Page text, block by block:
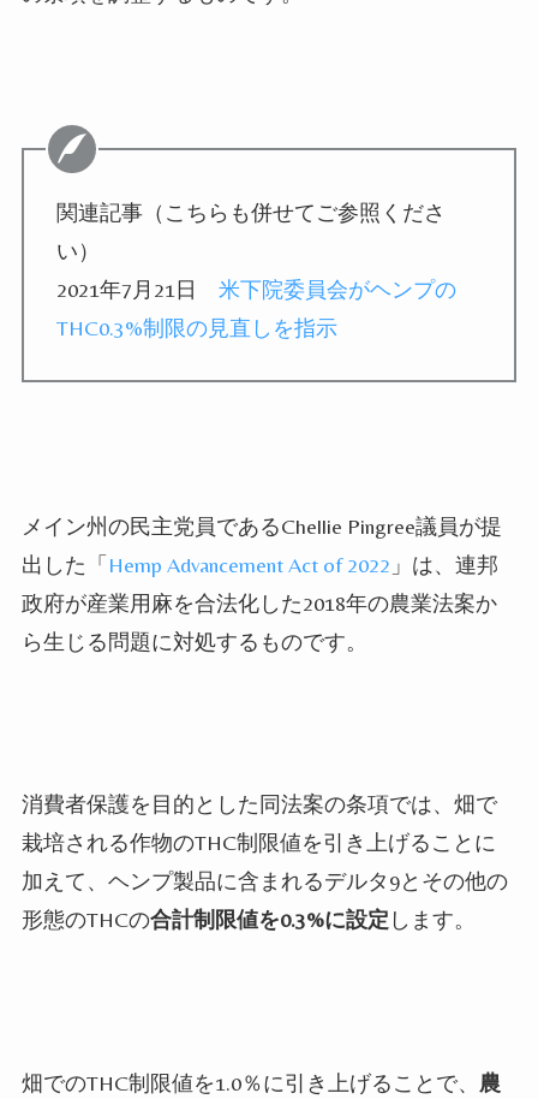
関連記事（こちらも併せてご参照くださ
い）
2021年7月21日 米下院委員会がヘンプの
THC0.3%制限の見直しを指示
メイン州の民主党員であるChellie Pingree議員が提
出した「Hemp Advancement Act of 2022 」は、連邦
政府が産業用麻を合法化した2018年の農業法案か
ら生じる問題に対処するものです。
消費者保護を目的とした同法案の条項では、畑で
栽培される作物のTHC制限値を引き上げることに
加えて、ヘンプ製品に含まれるデルタ9とその他の
形態のTHCの合計制限値を0.3%に設定 します。
畑でのTHC制限値を1.0％に引き上げることで、 農